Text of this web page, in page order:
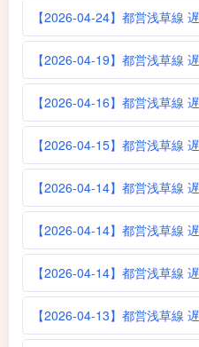
【2026-04-24】都営浅草線
【2026-04-19】都営浅草線
【2026-04-16】都営浅草線
【2026-04-15】都営浅草線
【2026-04-14】都営浅草線
【2026-04-14】都営浅草線
【2026-04-14】都営浅草線
【2026-04-13】都営浅草線